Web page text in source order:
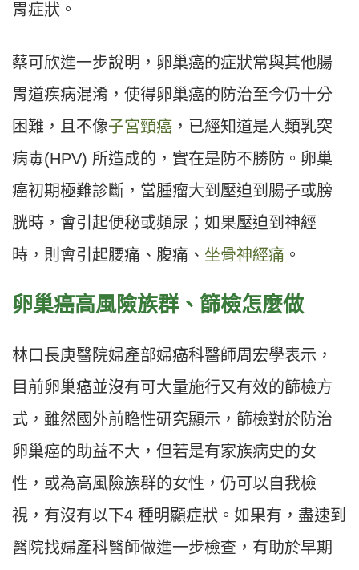
胃症狀。
蔡可欣進一步說明，卵巢癌的症狀常與其他腸
胃道疾病混淆，使得卵巢癌的防治至今仍十分
困難，且不像子宮頸癌 ，已經知道是人類乳突
病毒(HPV) 所造成的，實在是防不勝防。卵巢
癌初期極難診斷，當腫瘤大到壓迫到腸子或膀
胱時，會引起便秘或頻尿；如果壓迫到神經
時，則會引起腰痛、腹痛、 坐骨神經痛 。
卵巢癌高風險族群、篩檢怎麼做
林口長庚醫院婦產部婦癌科醫師周宏學表示，
目前卵巢癌並沒有可大量施行又有效的篩檢方
式，雖然國外前瞻性研究顯示，篩檢對於防治
卵巢癌的助益不大，但若是有家族病史的女
性，或為高風險族群的女性，仍可以自我檢
視，有沒有以下4 種明顯症狀。如果有，盡速到
醫院找婦產科醫師做進一步檢查，有助於早期